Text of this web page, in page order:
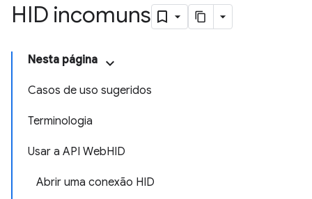
HID incomuns
Nesta página
Casos de uso sugeridos
Terminologia
Usar a API WebHID
Abrir uma conexão HID